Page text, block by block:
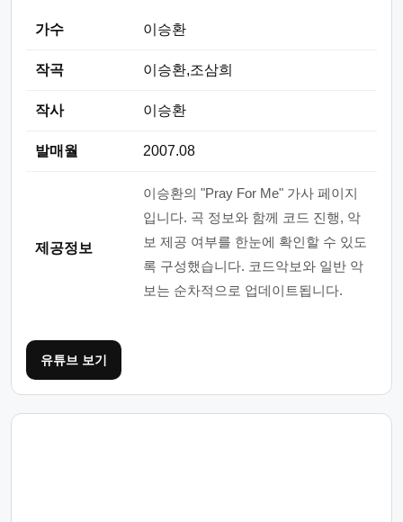
가수 이승환
작곡 이승환,조삼희
작사 이승환
발매월 2007.08
제공정보
이승환의 "Pray For Me" 가사 페이지
입니다. 곡 정보와 함께 코드 진행, 악
보 제공 여부를 한눈에 확인할 수 있도
록 구성했습니다. 코드악보와 일반 악
보는 순차적으로 업데이트됩니다.
유튜브 보기